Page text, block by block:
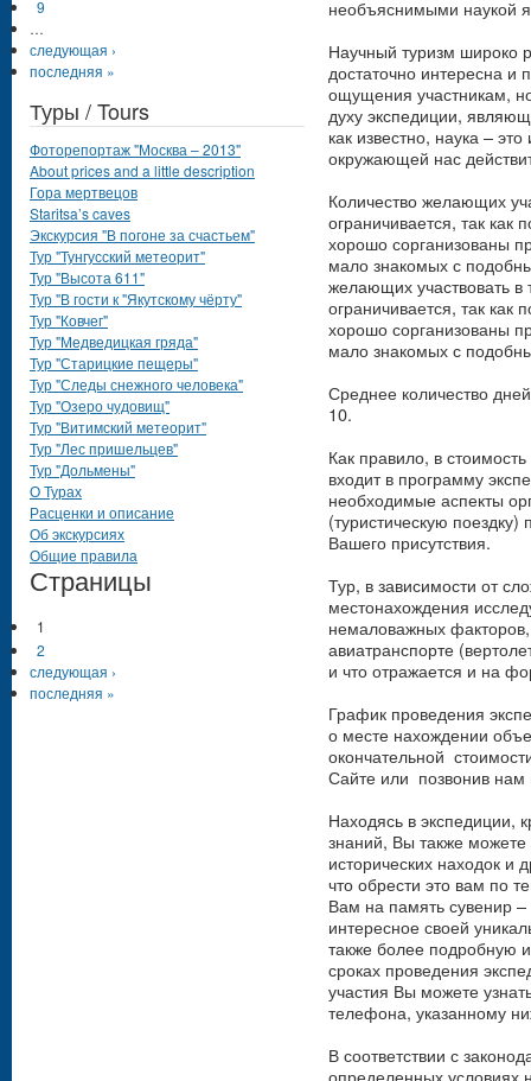
необъяснимыми наукой
Научный туризм широко
достаточно интересна и
ощущения участникам,
духу экспедиции,
как известно, наука –
окружающей нас
Количество желающих
ограничивается, так как
хорошо сорганизованы
мало знакомых с
желающих участвовать в
ограничивается, так как
хорошо сорганизованы
мало знакомых с
Среднее количество
10.
Как правило, в
входит в программу
необходимые аспекты
(туристическую
Вашего присутствия.
Тур, в зависимости от
местонахождения
немаловажных
авиатранспорте
и что отражается и на
График проведения
о месте нахождении
окончательной
Сайте или позвонив
Находясь в
знаний, Вы также можете
исторических находок и
что обрести это вам по
Вам на память сувенир –
интересное своей
также более подробную
сроках проведения
участия Вы можете
телефона, указанному
В соответствии с
определенных условиях
9
…
следующая ›
последняя »
Туры / Tours
Фоторепортаж "Москва – 2013"
About prices and a little description
Гора мертвецов
Staritsa’s caves
Экскурсия "В погоне за счастьем"
Тур "Тунгусский метеорит"
Тур "Высота 611"
Тур "В гости к "Якутскому чёрту"
Тур "Ковчег"
Тур "Медведицкая гряда"
Тур "Старицкие пещеры"
Тур "Следы снежного человека"
Тур "Озеро чудовищ"
Тур "Витимский метеорит"
Тур "Лес пришельцев"
Тур "Дольмены"
О Турах
Расценки и описание
Об экскурсиях
Общие правила
Страницы
1
2
следующая ›
последняя »